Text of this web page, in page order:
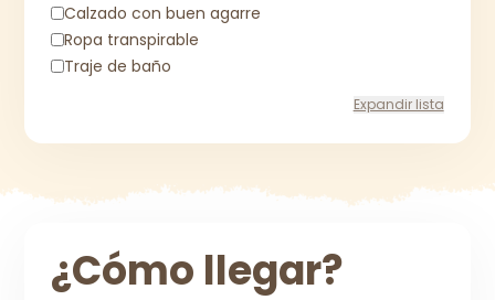
Calzado con buen agarre
Ropa transpirable
Traje de baño
Expandir lista
¿Cómo llegar?